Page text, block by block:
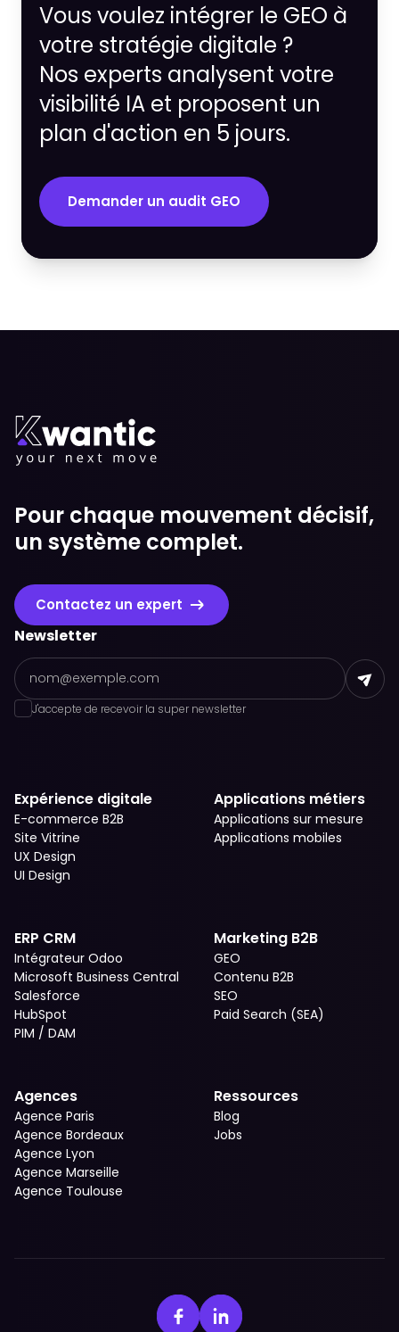
Vous voulez intégrer le GEO à
votre stratégie digitale ?
Nos experts analysent votre
visibilité IA et proposent un
plan d'action en 5 jours.
Demander un audit GEO
Pour chaque mouvement décisif,
un système complet.
Contactez un expert
Newsletter
J'accepte de recevoir la super newsletter
Expérience digitale
E-commerce B2B
Site Vitrine
UX Design
UI Design
Applications métiers
Applications sur mesure
Applications mobiles
ERP CRM
Intégrateur Odoo
Microsoft Business Central
Salesforce
HubSpot
PIM / DAM
Marketing B2B
GEO
Contenu B2B
SEO
Paid Search (SEA)
Agences
Agence Paris
Agence Bordeaux
Agence Lyon
Agence Marseille
Agence Toulouse
Ressources
Blog
Jobs